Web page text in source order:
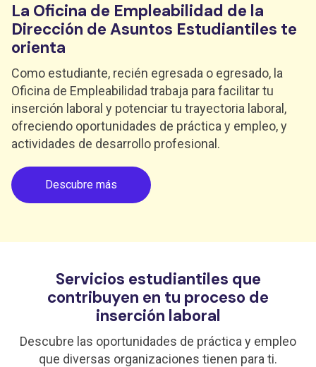
La Oficina de Empleabilidad de la
Dirección de Asuntos Estudiantiles te
orienta
Como estudiante, recién egresada o egresado, la
Oficina de Empleabilidad trabaja para facilitar tu
inserción laboral y potenciar tu trayectoria laboral,
ofreciendo oportunidades de práctica y empleo, y
actividades de desarrollo profesional.
Descubre más
Servicios estudiantiles que
contribuyen en tu proceso de
inserción laboral
Descubre las oportunidades de práctica y empleo
que diversas organizaciones tienen para ti.